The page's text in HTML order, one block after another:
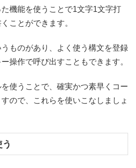
機能を使うことで1文字1文字打
ことができます。
ものがあり、よく使う構文を登録
操作で呼び出すこともできます。
使うことで、確実かつ素早くコー
ので、これらを使いこなしましょ